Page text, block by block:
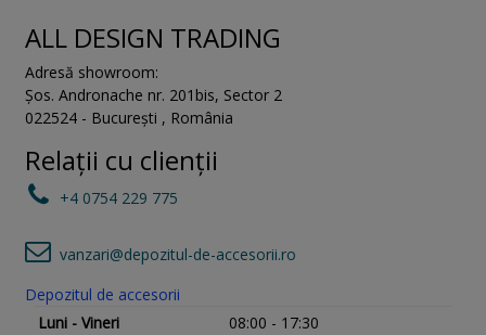
ALL DESIGN TRADING
Adresă showroom:
Șos. Andronache nr. 201bis, Sector 2
022524 - București , România
Relații cu clienții
+4 0754 229 775
vanzari@depozitul-de-accesorii.ro
Depozitul de accesorii
Luni - Vineri
08:00 - 17:30